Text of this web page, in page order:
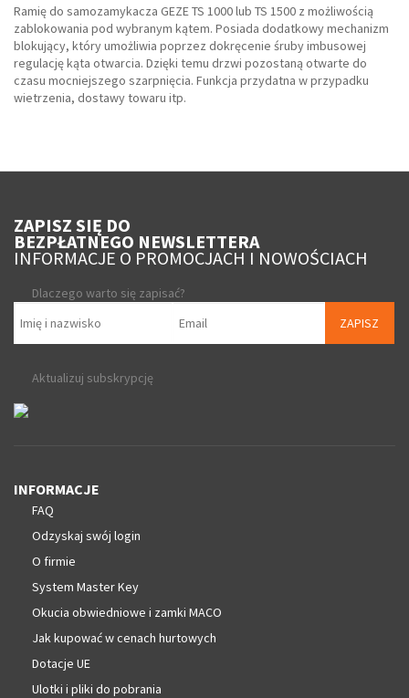
Ramię do samozamykacza GEZE TS 1000 lub TS 1500 z możliwością
zablokowania pod wybranym kątem. Posiada dodatkowy mechanizm
blokujący, który umożliwia poprzez dokręcenie śruby imbusowej
regulację kąta otwarcia. Dzięki temu drzwi pozostaną otwarte do
czasu mocniejszego szarpnięcia. Funkcja przydatna w przypadku
wietrzenia, dostawy towaru itp.
ZAPISZ SIĘ DO
BEZPŁATNEGO NEWSLETTERA
INFORMACJE O PROMOCJACH I NOWOŚCIACH
Dlaczego warto się zapisać?
ZAPISZ
Aktualizuj subskrypcję
INFORMACJE
FAQ
Odzyskaj swój login
O firmie
System Master Key
Okucia obwiedniowe i zamki MACO
Jak kupować w cenach hurtowych
Dotacje UE
Ulotki i pliki do pobrania